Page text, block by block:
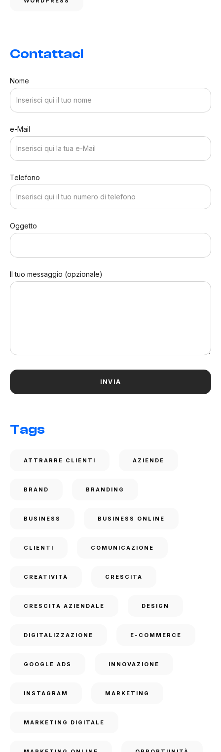
Contattaci
Nome
e-Mail
Telefono
Oggetto
Il tuo messaggio (opzionale)
Tags
ATTRARRE CLIENTI AZIENDE
BRAND BRANDING
BUSINESS BUSINESS ONLINE
CLIENTI COMUNICAZIONE
CREATIVITÀ CRESCITA
CRESCITA AZIENDALE DESIGN
DIGITALIZZAZIONE E-COMMERCE
GOOGLE ADS INNOVAZIONE
INSTAGRAM MARKETING
MARKETING DIGITALE